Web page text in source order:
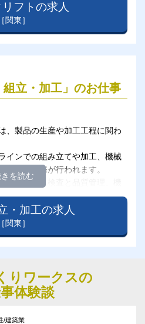
、作業員はフォークリフトの操
手順を遵守する必要がありま
フトの求人
［関東］
組立・加工」のお仕事
、製品の生産や加工工程に関わ
インでの組み立てや加工、機械
などの業務が行われます。
加工作業、検査と品質管理、機
。
確保し、事故や怪我のリスクを
ルールや規定に従います。安全
レーニングも重要な任務です。
する能力も重要です。
・加工の求人
［関東］
りワークスの
体験談
/建築業